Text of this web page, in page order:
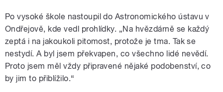
Po vysoké škole nastoupil do Astronomického ústavu v
Ondřejově, kde vedl prohlídky. „Na hvězdárně se každý
zeptá i na jakoukoli pitomost, protože je tma. Tak se
nestydí. A byl jsem překvapen, co všechno lidé nevědí.
Proto jsem měl vždy připravené nějaké podobenství, co
by jim to přiblížilo.“